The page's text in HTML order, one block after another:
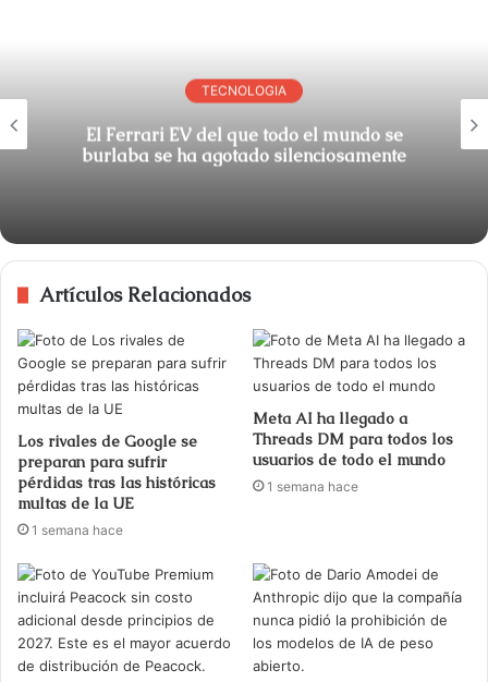
TECNOLOGIA
El Ferrari EV del que todo el mundo se
burlaba se ha agotado silenciosamente
Artículos Relacionados
Los rivales de Google se
preparan para sufrir
pérdidas tras las históricas
multas de la UE
1 semana hace
Meta AI ha llegado a
Threads DM para todos los
usuarios de todo el mundo
1 semana hace